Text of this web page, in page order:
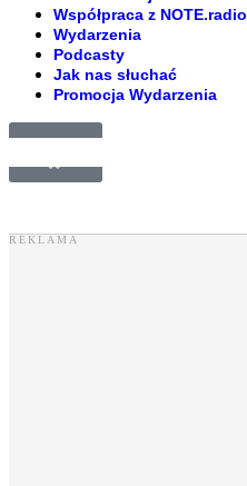
Współpraca z NOTE.radio
Wydarzenia
Podcasty
Jak nas słuchać
Promocja Wydarzenia
£0.00